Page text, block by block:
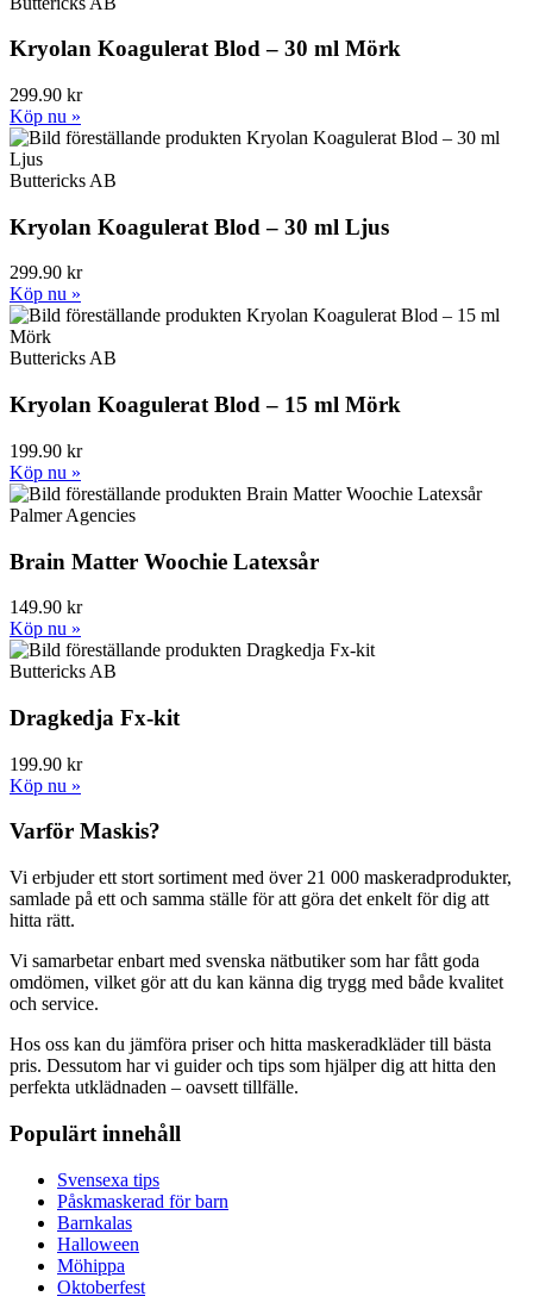
Kryolan Koagulerat Blod – 30 ml Mörk
299.90 kr
Köp nu »
Buttericks AB
Kryolan Koagulerat Blod – 30 ml Ljus
299.90 kr
Köp nu »
Buttericks AB
Kryolan Koagulerat Blod – 15 ml Mörk
199.90 kr
Köp nu »
Palmer Agencies
Brain Matter Woochie Latexsår
149.90 kr
Köp nu »
Buttericks AB
Dragkedja Fx-kit
199.90 kr
Köp nu »
Varför Maskis?
Vi erbjuder ett stort sortiment med över 21 000 maskeradprodukter,
samlade på ett och samma ställe för att göra det enkelt för dig att
hitta rätt.
Vi samarbetar enbart med svenska nätbutiker som har fått goda
omdömen, vilket gör att du kan känna dig trygg med både kvalitet
och service.
Hos oss kan du jämföra priser och hitta maskeradkläder till bästa
pris. Dessutom har vi guider och tips som hjälper dig att hitta den
perfekta utklädnaden – oavsett tillfälle.
Populärt innehåll
Svensexa tips
Påskmaskerad för barn
Barnkalas
Halloween
Möhippa
Oktoberfest